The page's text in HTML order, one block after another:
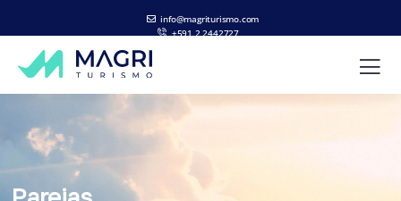
info@magriturismo.com
+591 2 2442727